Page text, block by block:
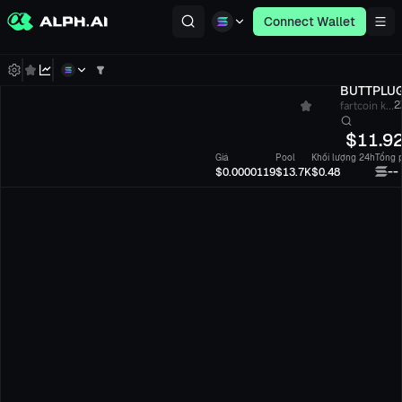
Connect Wallet
fartcoin k...
$
Giá
$0.0000119
Pool
$13.7K
Khối lượng 24h
$0.48
Tổng
--